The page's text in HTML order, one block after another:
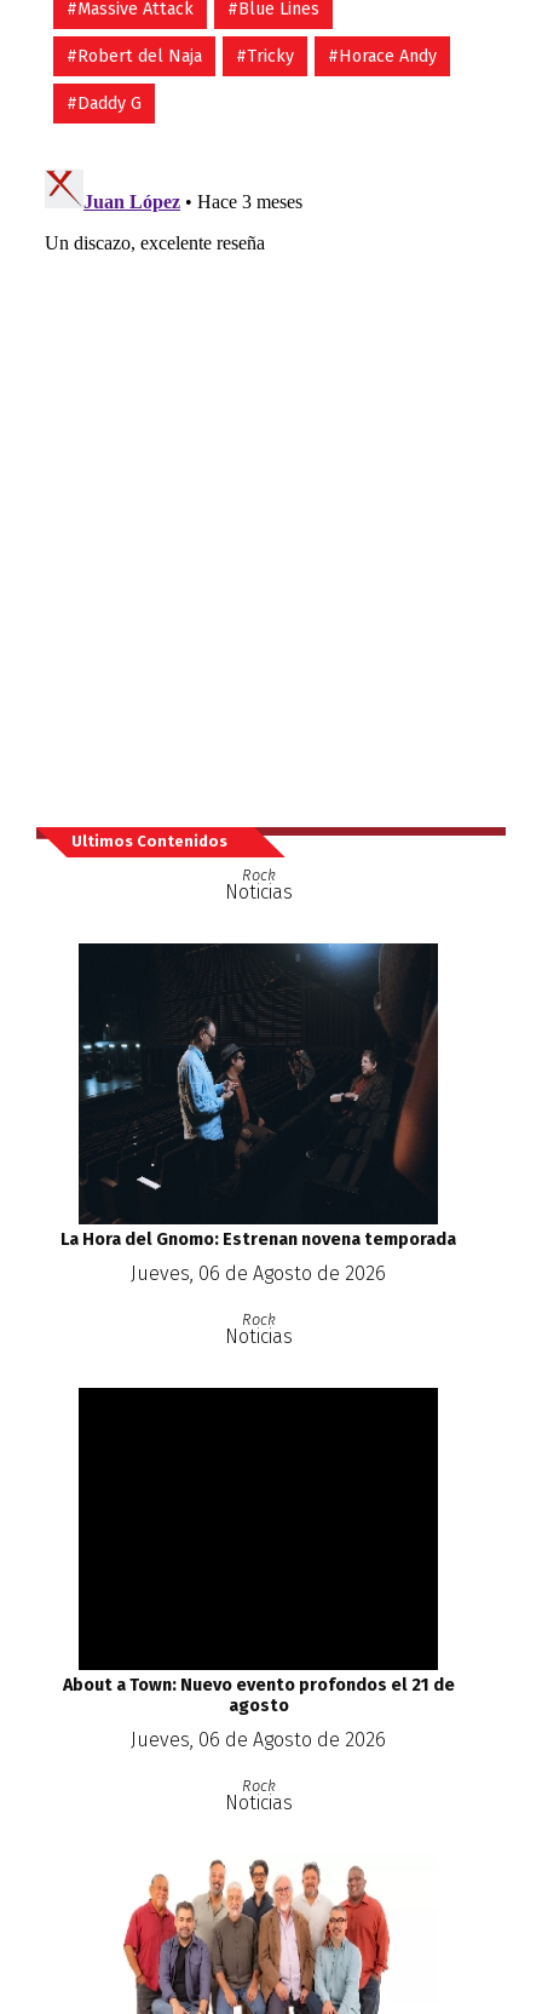
#Massive Attack #Blue Lines
#Robert del Naja #Tricky #Horace Andy
#Daddy G
Ultimos Contenidos
Rock
Noticias
La Hora del Gnomo: Estrenan novena temporada
Jueves, 06 de Agosto de 2026
Rock
Noticias
About a Town: Nuevo evento profondos el 21 de
agosto
Jueves, 06 de Agosto de 2026
Rock
Noticias